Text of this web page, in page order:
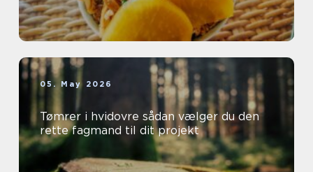
05. May 2026
Tømrer i hvidovre sådan vælger du den
rette fagmand til dit projekt